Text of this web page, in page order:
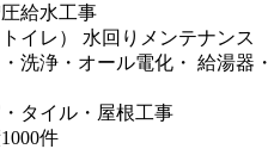
給水工事
イレ） 水回りメンテナンス
洗浄・オール電化・ 給湯器・
タイル・屋根工事
件